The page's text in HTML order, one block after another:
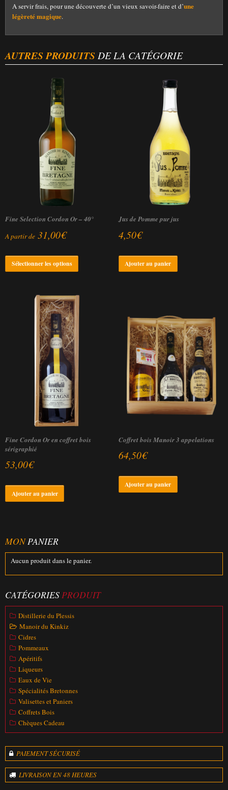
A servir frais, pour une découverte d’un vieux savoir-faire et d’une
légèreté magique.
AUTRES PRODUITS DE LA CATÉGORIE
Fine Selection Cordon Or – 40°
A partir de 31,00€
Sélectionner les options
Ce
a
variantes.
Les
options
Jus de Pomme pur jus
4,50€
Ajouter au panier
Fine Cordon Or en coffret bois
sérigraphié
53,00€
Ajouter au panier
Coffret bois Manoir 3 appelations
64,50€
Ajouter au panier
MONPANIER
Aucun produit dans le panier.
CATÉGORIESPRODUIT
Distillerie du Plessis
Manoir du Kinkiz
Cidres
Pommeaux
Apéritifs
Liqueurs
Eaux de Vie
Spécialités Bretonnes
Valisettes et Paniers
Coffrets Bois
Chèques Cadeau
PAIEMENT SÉCURISÉ
LIVRAISON EN 48 HEURES